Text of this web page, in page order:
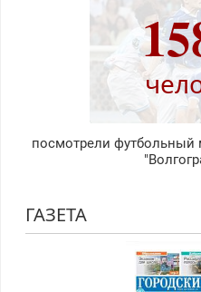
посмотрели футбольный
ГАЗЕТА